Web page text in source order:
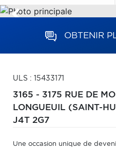
OBTENIR
ULS : 15433171
3165 - 3175 RUE DE
LONGUEUIL (SAINT-
J4T 2G7
Une occasion unique de